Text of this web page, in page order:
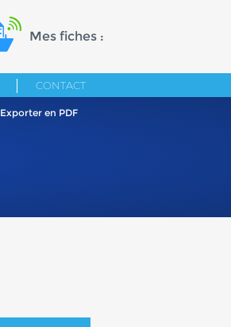
Mes fiches :
CONTACT
Exporter en PDF